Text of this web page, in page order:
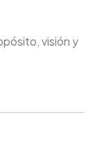
visión y